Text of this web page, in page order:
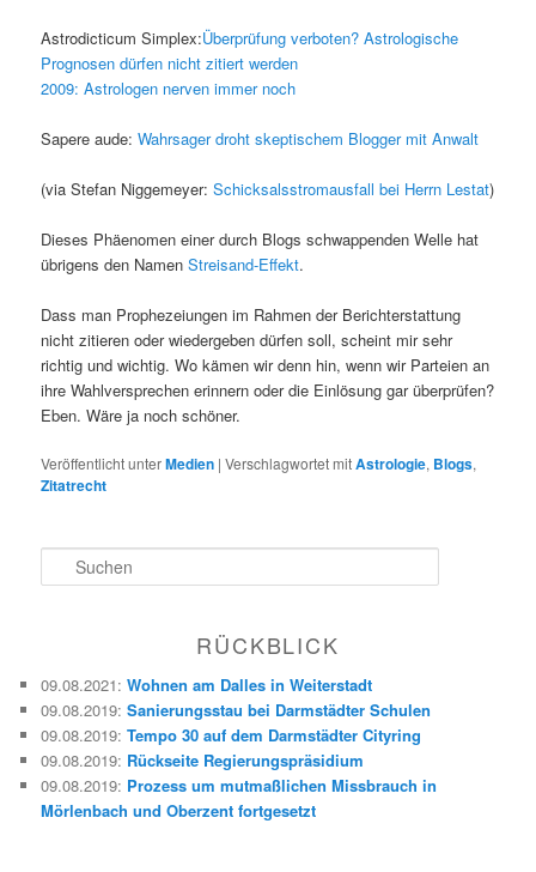
Astrodicticum Simplex:Überprüfung verboten? Astrologische
Prognosen dürfen nicht zitiert werden
2009: Astrologen nerven immer noch
Sapere aude:Wahrsager droht skeptischem Blogger mit Anwalt
(via Stefan Niggemeyer:Schicksalsstromausfall bei Herrn Lestat)
Dieses Phäenomen einer durch Blogs schwappenden Welle hat
übrigens den NamenStreisand-Effekt.
Dass man Prophezeiungen im Rahmen der Berichterstattung
nicht zitieren oder wiedergeben dürfen soll, scheint mir sehr
richtig und wichtig. Wo kämen wir denn hin, wenn wir Parteien an
ihre Wahlversprechen erinnern oder die Einlösung gar überprüfen?
Eben. Wäre ja noch schöner.
Veröffentlicht unterMedien |Verschlagwortet mitAstrologie, Blogs,
Zitatrecht
u
RÜCKBLICK
09.08.2021:Wohnen am Dalles in Weiterstadt
09.08.2019:Sanierungsstau bei Darmstädter Schulen
09.08.2019:Tempo 30 auf dem Darmstädter Cityring
09.08.2019: Rückseite Regierungspräsidium
09.08.2019: Prozess um mutmaßlichen Missbrauch in
Mörlenbach und Oberzent fortgesetzt